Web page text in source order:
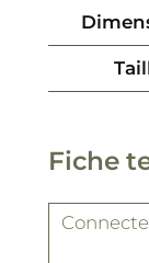
Fiche